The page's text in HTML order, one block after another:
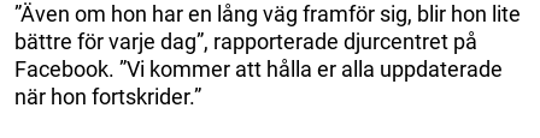
”Även om hon har en lång väg framför sig, blir hon lite
bättre för varje dag”, rapporterade djurcentret på
Facebook. ”Vi kommer att hålla er alla uppdaterade
när hon fortskrider.”